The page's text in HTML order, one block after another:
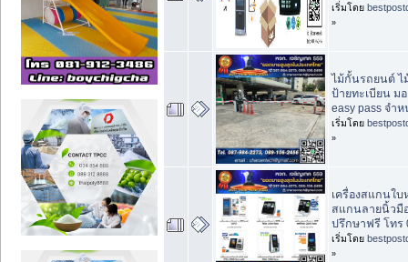
เริ่มโดย
»
ไม้กั้นรถยนต์
ป้ายทะเบียน ม
easy pass จำ
เริ่มโดย
»
เครื่องสแกนใบ
สแกนลายนิ้วมื
ปรึกษาฟรี โทร
เริ่มโดย
»